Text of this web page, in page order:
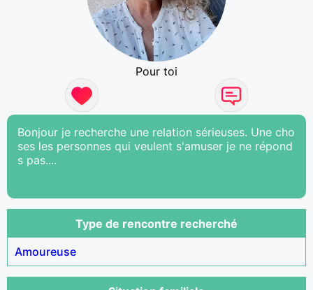
Pour toi
Bonjour je recherche une relation sérieuses. Une cho
ses les personnes qui veulent s'amuser je ne répond
s pas....
Type de rencontre recherché
Amoureuse